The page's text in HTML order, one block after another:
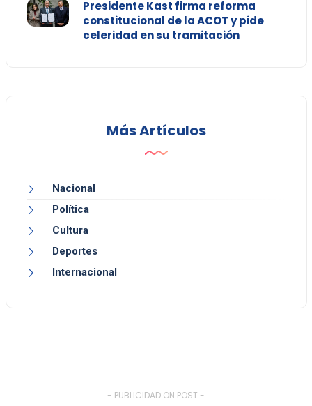
Presidente Kast firma reforma
constitucional de la ACOT y pide
celeridad en su tramitación
Más Artículos
Nacional
Política
Cultura
Deportes
Internacional
- PUBLICIDAD ON POST -